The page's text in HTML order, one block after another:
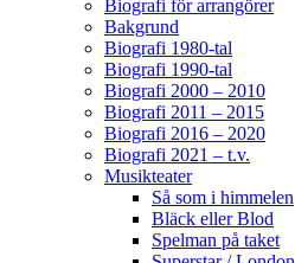
Biografi för arrangörer
Bakgrund
Biografi 1980-tal
Biografi 1990-tal
Biografi 2000 – 2010
Biografi 2011 – 2015
Biografi 2016 – 2020
Biografi 2021 – t.v.
Musikteater
Så som i himmelen
Bläck eller Blod
Spelman på taket